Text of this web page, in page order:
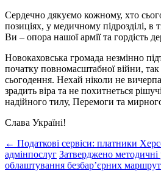
Сердечно дякуємо кожному, хто
позиціях, у медичному підрозділі, в
Ви – опора нашої армії та гордість
Новокаховська громада незмінно
початку повномасштабної війни, так
сьогодення. Нехай ніколи не
зрадить віра та не похитнеться
надійного тилу, Перемоги та
Слава Україні!
Post
navigation
← Податкові сервіси: платники
адмінпослуг Затверджено методичні
облаштування безбар’єрних